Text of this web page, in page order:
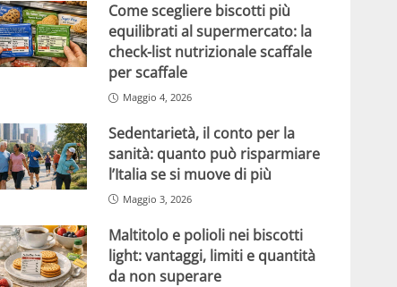
Come scegliere biscotti più
equilibrati al supermercato: la
check-list nutrizionale scaffale
per scaffale
Maggio 4, 2026
Sedentarietà, il conto per la
sanità: quanto può risparmiare
l’Italia se si muove di più
Maggio 3, 2026
Maltitolo e polioli nei biscotti
light: vantaggi, limiti e quantità
da non superare